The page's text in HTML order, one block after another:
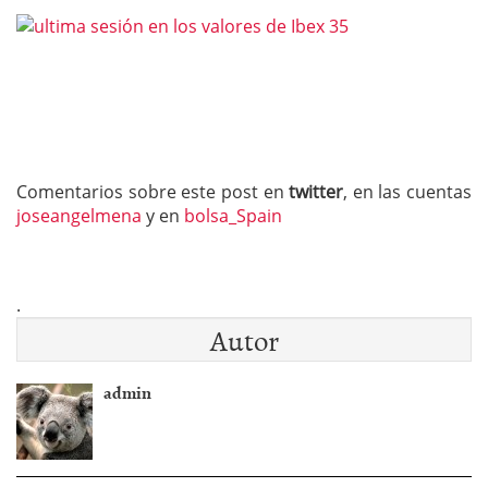
Comentarios sobre este post entwitter, en las cuentas
joseangelmena y en bolsa_Spain
.
Autor
admin